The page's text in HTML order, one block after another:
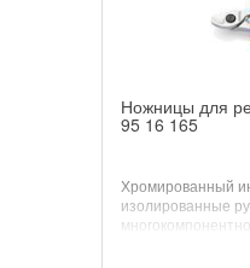
Ножницы для
95 16 165
Хромированный
изолированные